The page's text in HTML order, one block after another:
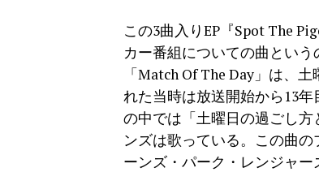
この3曲入りEP『Spot The
カー番組についての曲という
「Match Of The Day」は、
れた当時は放送開始から13
の中では「土曜日の過ごし方
ンズは歌っている。この曲
ーンズ・パーク・レンジャー